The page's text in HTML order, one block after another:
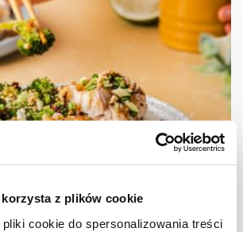
z plików cookie
cookie do spersonalizowania treści
po chińsku na parze